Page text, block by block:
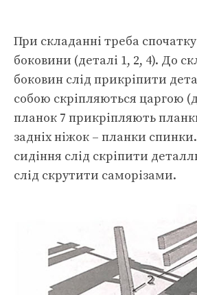
При складанні треба
боковини (деталі 1, 2, 4). До
боковин слід прикріпити
собою скріпляються царгою
планок 7 прикріпляють
задніх ніжок – планки
сидіння слід скріпити
слід скрутити саморізами.